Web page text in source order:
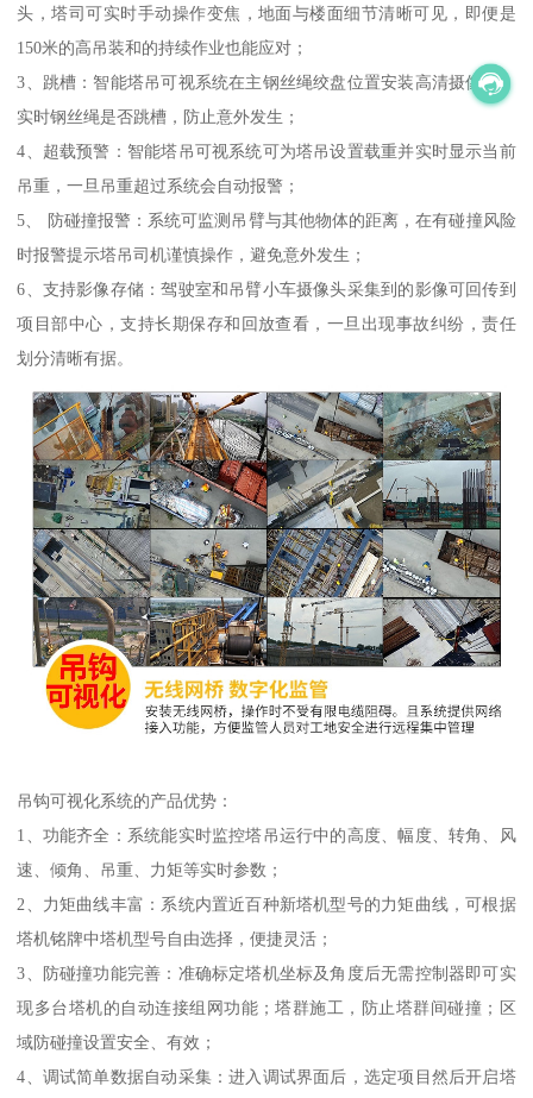
头，塔司可实时手动操作变焦，地面与楼面细节清晰可见，即便是
150米的高吊装和的持续作业也能应对；
3、跳槽：智能塔吊可视系统在主钢丝绳绞盘位置安装高清摄像头，
实时钢丝绳是否跳槽，防止意外发生；
4、超载预警：智能塔吊可视系统可为塔吊设置载重并实时显示当前
吊重，一旦吊重超过系统会自动报警；
5、 防碰撞报警：系统可监测吊臂与其他物体的距离，在有碰撞风险
时报警提示塔吊司机谨慎操作，避免意外发生；
6、支持影像存储：驾驶室和吊臂小车摄像头采集到的影像可回传到
项目部中心，支持长期保存和回放查看，一旦出现事故纠纷，责任
划分清晰有据。
吊钩可视化系统的产品优势：
1、功能齐全：系统能实时监控塔吊运行中的高度、幅度、转角、风
速、倾角、吊重、力矩等实时参数；
2、力矩曲线丰富：系统内置近百种新塔机型号的力矩曲线，可根据
塔机铭牌中塔机型号自由选择，便捷灵活；
3、防碰撞功能完善：准确标定塔机坐标及角度后无需控制器即可实
现多台塔机的自动连接组网功能；塔群施工，防止塔群间碰撞；区
域防碰撞设置安全、有效；
4、调试简单数据自动采集：进入调试界面后，选定项目然后开启塔